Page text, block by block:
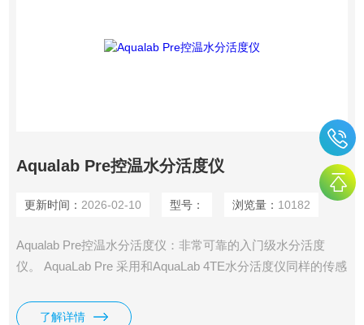
Aqualab Pre控温水分活度仪
更新时间： 2026-02-10 型号： 浏览量： 10182
Aqualab Pre控温水分活度仪：非常可靠的入门级水分活度
仪。 AquaLab Pre 采用和AquaLab 4TE水分活度仪同样的传感
围。 经济实用，性价比高。
了解详情